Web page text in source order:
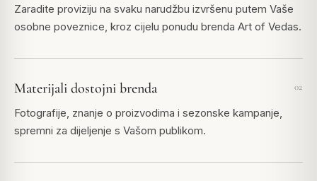
Zaradite proviziju na svaku narudžbu izvršenu putem Vaše
osobne poveznice, kroz cijelu ponudu brenda Art of Vedas.
02
Materijali dostojni brenda
Fotografije, znanje o proizvodima i sezonske kampanje,
spremni za dijeljenje s Vašom publikom.